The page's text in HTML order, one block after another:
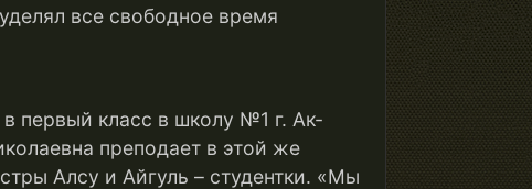
все свободное время
первый класс в школу №1 г. Ак-
преподает в этой же
Алсу и Айгуль – студентки. «Мы